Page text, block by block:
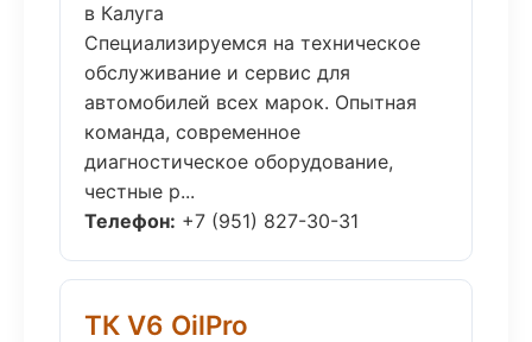
в Калуга
Специализируемся на техническое
обслуживание и сервис для
автомобилей всех марок. Опытная
команда, современное
диагностическое оборудование,
честные р...
Телефон: +7 (951) 827-30-31
ТК V6 OilPro